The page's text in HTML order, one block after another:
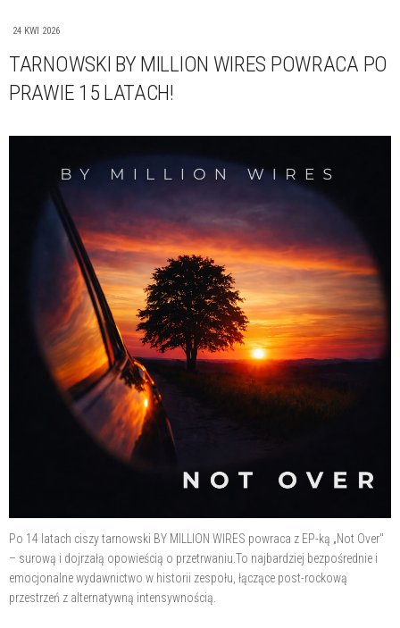
24 KWI 2026
TARNOWSKI BY MILLION WIRES POWRACA PO
PRAWIE 15 LATACH!
Po 14 latach ciszy tarnowski BY MILLION WIRES powraca z EP-ką „Not Over"
– surową i dojrzałą opowieścią o przetrwaniu.To najbardziej bezpośrednie i
emocjonalne wydawnictwo w historii zespołu, łączące post-rockową
przestrzeń z alternatywną intensywnością.